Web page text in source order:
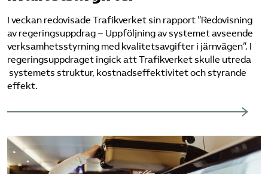
I veckan redovisade Trafikverket sin rapport ”​Redovisning
av regeringsuppdrag – Uppföljning av systemet avseende
verksamhetsstyrning med kvalitetsavgifter i järnvägen​”. I ​
regeringsuppdraget ingick att Trafikverket skulle utreda​
systemets struktur, kostnadseffektivitet och styrande
effekt.